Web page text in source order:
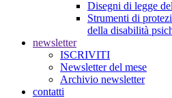
Disegni di legge
Strumenti di
della disabilità
newsletter
ISCRIVITI
Newsletter del mese
Archivio newsletter
contatti